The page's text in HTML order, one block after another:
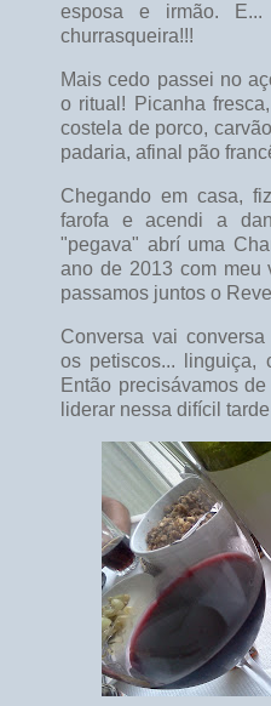
esposa e irmão.
churrasqueira!!!
Mais cedo passei no
o ritual! Picanha
costela de porco,
padaria, afinal pão
Chegando em casa,
farofa e acendi a
"pegava" abrí uma
ano de 2013 com meu
passamos juntos o
Conversa vai
os petiscos... linguiça,
Então precisávamos
liderar nessa difícil